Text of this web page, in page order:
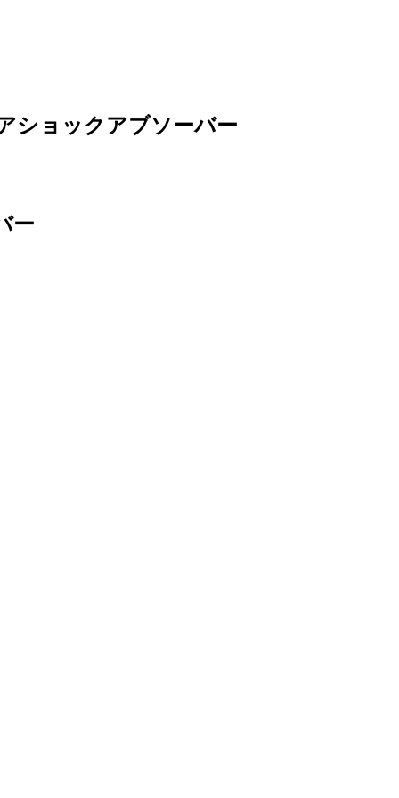
ショックアブソーバー
ー